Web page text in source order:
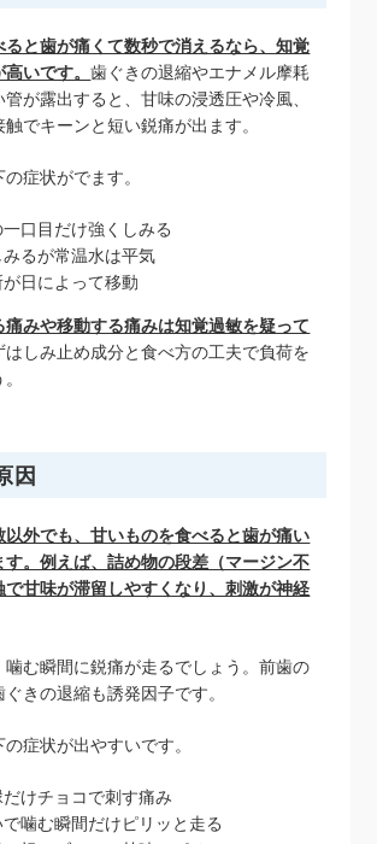
ると歯が痛くて数秒で消えるなら、知覚
高いです。歯ぐきの退縮やエナメル摩耗
が露出すると、甘味の浸透圧や冷風、
でキーンと短い鋭痛が出ます。
症状がでます。
口目だけ強くしみる
るが常温水は平気
日によって移動
痛みや移動する痛みは知覚過敏を疑って
はしみ止め成分と食べ方の工夫で負荷を
因
以外でも、甘いものを食べると歯が痛い
す。例えば、詰め物の段差（マージン不
で甘味が滞留しやすくなり、刺激が神経
噛む瞬間に鋭痛が走るでしょう。前歯の
きの退縮も誘発因子です。
症状が出やすいです。
けチョコで刺す痛み
噛む瞬間だけピリッと走る